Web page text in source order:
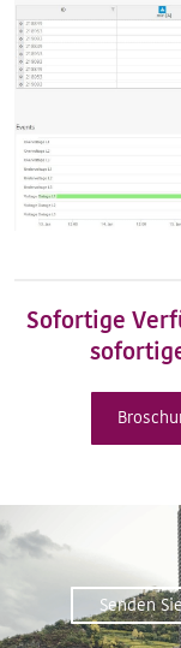
Sofortige
Senden